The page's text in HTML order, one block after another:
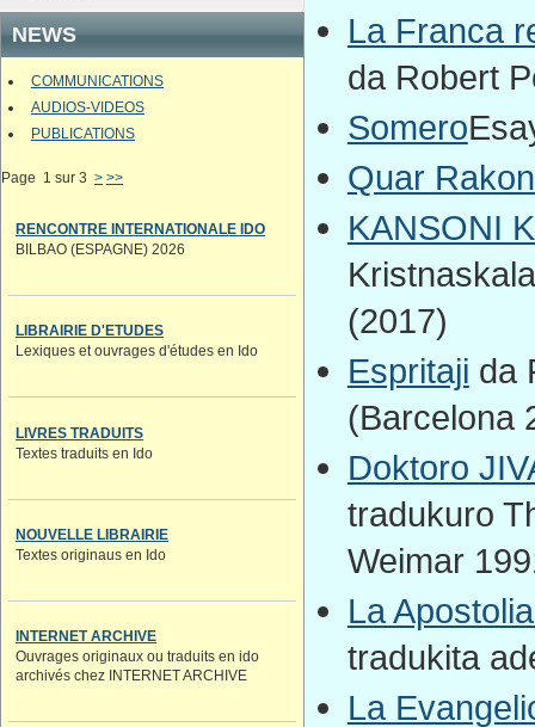
NEWS
COMMUNICATIONS
AUDIOS-VIDEOS
PUBLICATIONS
Page 1 sur 3 > >>
RENCONTRE INTERNATIONALE IDO
BILBAO (ESPAGNE) 2026
LIBRAIRIE D'ETUDES
Lexiques et ouvrages d'études en Ido
LIVRES TRADUITS
Textes traduits en Ido
NOUVELLE LIBRAIRIE
Textes originaus en Ido
INTERNET ARCHIVE
Ouvrages originaux ou traduits en ido
archivés chez INTERNET ARCHIVE
La Franca
da Robert
Somero
Quar
KANSONI
(2017)
Espritaji da
(Barcelona
Doktoro
tradukuro
Weimar
La
tradukita
La